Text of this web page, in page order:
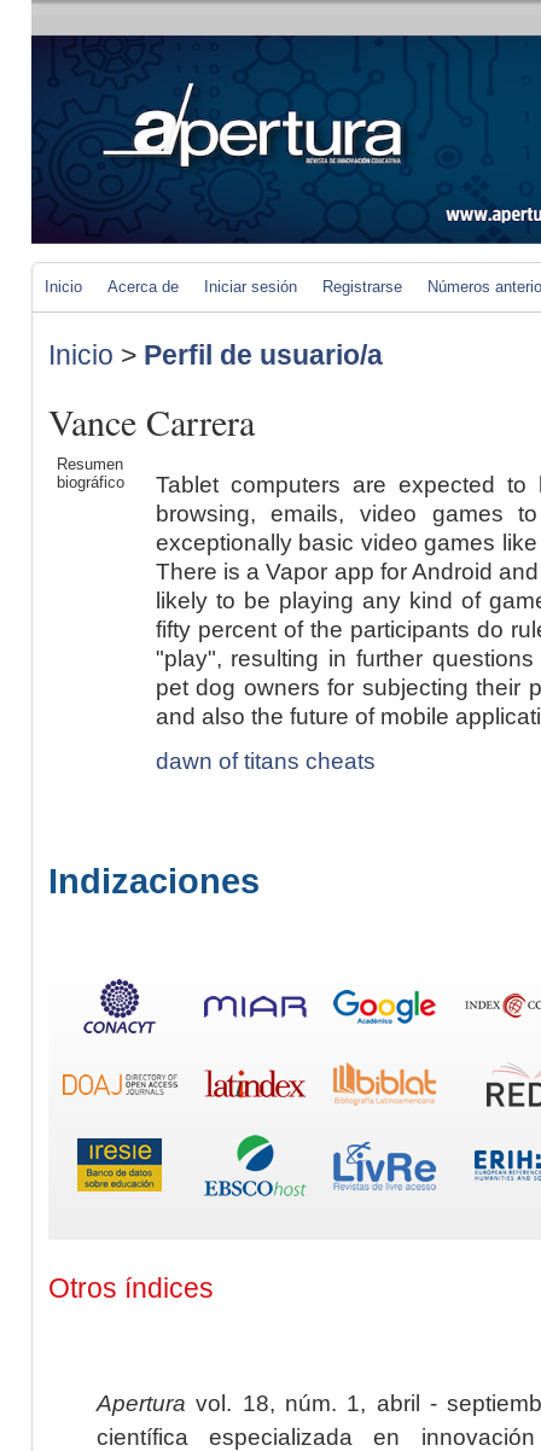
Inicio Acerca de Iniciar sesión Registrarse Números
Inicio > Perfil de usuario/a
Vance Carrera
Resumen
biográfico
Tablet computers are expected
browsing, emails, video games
exceptionally basic video games
There is a Vapor app for Android
likely to be playing any kind of
fifty percent of the participants do
"play", resulting in further
pet dog owners for subjecting their
and also the future of mobile
dawn of titans cheats
Indizaciones
Otros índices
Apertura vol. 18, núm. 1, abril -
científica especializada en